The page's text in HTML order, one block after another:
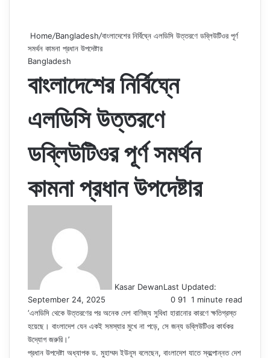
Home/Bangladesh/বাংলাদেশের নির্বিঘ্নে এলডিসি উত্তরণে ডব্লিউটিওর পূর্ণ
সমর্থন কামনা প্রধান উপদেষ্টার
Bangladesh
বাংলাদেশের নির্বিঘ্নে
এলডিসি উত্তরণে
ডব্লিউটিওর পূর্ণ সমর্থন
কামনা প্রধান উপদেষ্টার
Kasar DewanLast Updated:
September 24, 2025
0 91 1 minute read
‘এলডিসি থেকে উত্তরণের পর অনেক দেশ বাণিজ্য সুবিধা হারানোর কারণে ক্ষতিগ্রস্ত
হয়েছে। বাংলাদেশ যেন একই সমস্যার মুখে না পড়ে, সে জন্য ডব্লিউটিওর কার্যকর
উদ্যোগ জরুরি।’
প্রধান উপদেষ্টা অধ্যাপক ড. মুহাম্মদ ইউনূস বলেছেন, বাংলাদেশ যাতে স্বল্পোন্নত দেশ